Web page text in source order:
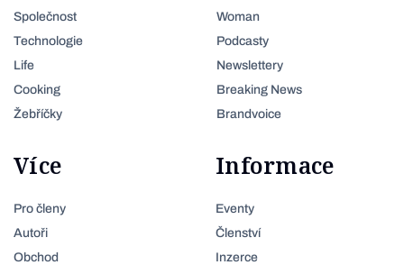
Společnost
Technologie
Life
Cooking
Žebříčky
Woman
Podcasty
Newslettery
Breaking News
Brandvoice
Více
Pro členy
Autoři
Obchod
Informace
Eventy
Členství
Inzerce